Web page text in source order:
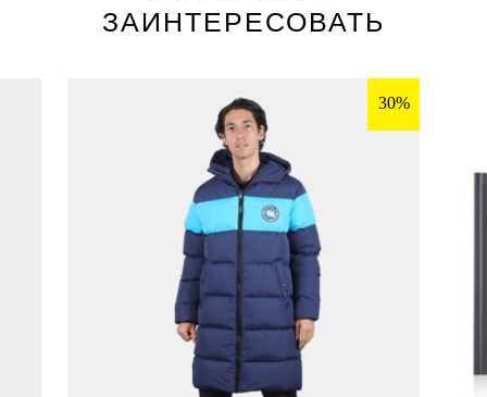
ЗАИНТЕРЕСОВАТЬ
30%